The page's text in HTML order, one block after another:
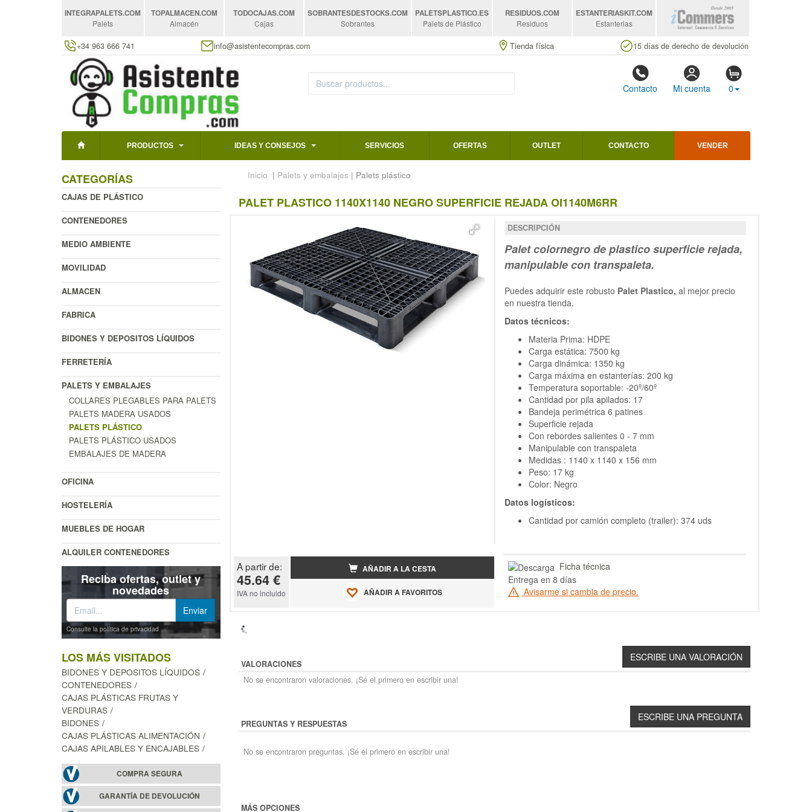
INTEGRAPALETS.COM
Palets
TOPALMACEN.COM
Almacén
TODOCAJAS.COM
Cajas
SOBRANTESDESTOCKS.COM
Sobrantes
PALETSPLASTICO.ES
Palets de Plástico
RESIDUOS.COM
Residuos
ESTANTERIASKIT.COM
Estanterias
+34 963 666 741 info@asistentecompras.com Tienda física 15 días de derecho de devolución
Contacto Mi cuenta 0
PRODUCTOS IDEAS Y CONSEJOS SERVICIOS OFERTAS OUTLET CONTACTO VENDER
CATEGORÍAS
CAJAS DE PLÁSTICO
CONTENEDORES
MEDIO AMBIENTE
MOVILIDAD
ALMACEN
FABRICA
BIDONES Y DEPOSITOS LÍQUIDOS
FERRETERÍA
PALETS Y EMBALAJES
COLLARES PLEGABLES PARA PALETS
PALETS MADERA USADOS
PALETS PLÁSTICO
PALETS PLÁSTICO USADOS
EMBALAJES DE MADERA
OFICINA
HOSTELERÍA
MUEBLES DE HOGAR
ALQUILER CONTENEDORES
Reciba ofertas, outlet y
novedades
Consulte la política de privacidad
LOS MÁS VISITADOS
BIDONES Y DEPOSITOS LÍQUIDOS
CONTENEDORES
CAJAS PLÁSTICAS FRUTAS Y
VERDURAS
BIDONES
CAJAS PLÁSTICAS ALIMENTACIÓN
CAJAS APILABLES Y ENCAJABLES
COMPRA SEGURA
GARANTÍA DE DEVOLUCIÓN
Inicio | Palets y embalajes | Palets plástico
PALET PLASTICO 1140X1140 NEGRO SUPERFICIE REJADA OI1140M6RR
DESCRIPCIÓN
Paletcolornegrode plasticosuperficie rejada,
manipulable con transpaleta.
Puedes adquirir este robusto Palet Plastico, al mejor precio
en nuestra tienda.
Datos técnicos:
Materia Prima: HDPE
Carga estática: 7500 kg
Carga dinámica: 1350 kg
Carga máxima en estanterías: 200 kg
Temperatura soportable: -20º/60º
Cantidad por pila apilados: 17
Bandeja perimétrica 6 patines
Superficie rejada
Con rebordes salientes 0 - 7 mm
Manipulable con transpaleta
Medidas : 1140 x 1140 x 156 mm
Peso: 17 kg
Color: Negro
Datos logísticos:
Cantidad por camión completo (trailer): 374 uds
A partir de:
45.64 €
IVA no incluido
AÑADIR A LA CESTA
AÑADIR A FAVORITOS
Ficha técnica
Entrega en 8 días
Avisarme si cambia de precio.
VALORACIONES
No se encontraron valoraciones. ¡Sé el primero en escribir una!
PREGUNTAS Y RESPUESTAS
No se encontraron preguntas. ¡Sé el primero en escribir una!
MÁS OPCIONES